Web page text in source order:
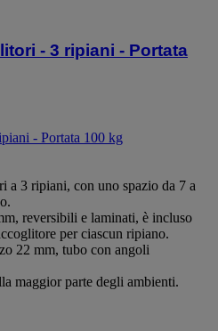
- 3 ripiani - Portata
- Portata 100 kg
a 3 ripiani, con uno spazio da 7 a
reversibili e laminati, è incluso
per ciascun ripiano.
22 mm, tubo con angoli
maggior parte degli ambienti.